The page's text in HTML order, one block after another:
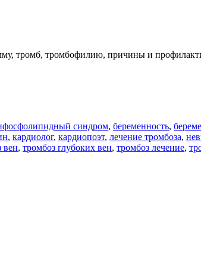
тромб, тромбофилию, причины и
синдром, беременность,
, кардиолог, кардиопоэт, лечение тромбоза,
вен, тромбоз глубоких вен, тромбоз лечение,